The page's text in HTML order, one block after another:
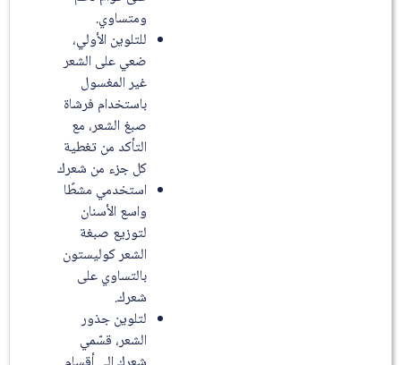
ومتساوي.
للتلوين الأولي،
ضعي على الشعر
غير المغسول
باستخدام فرشاة
صبغ الشعر، مع
التأكد من تغطية
كل جزء من شعرك
استخدمي مشطًا
واسع الأسنان
لتوزيع صبغة
الشعر كوليستون
بالتساوي على
شعرك.
لتلوين جذور
الشعر، قسّمي